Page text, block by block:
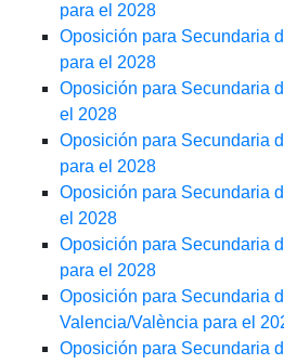
para el 2028
Oposición para Secundaria
para el 2028
Oposición para Secundaria
el 2028
Oposición para Secundaria
para el 2028
Oposición para Secundaria
el 2028
Oposición para Secundaria
para el 2028
Oposición para Secundaria
Valencia/València para el
Oposición para Secundaria